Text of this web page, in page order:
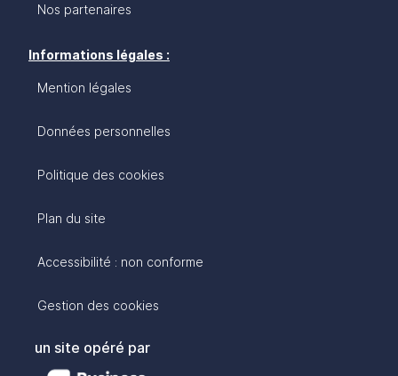
Nos partenaires
Informations légales :
Mention légales
Données personnelles
Politique des cookies
Plan du site
Accessibilité : non conforme
Gestion des cookies
un site opéré par